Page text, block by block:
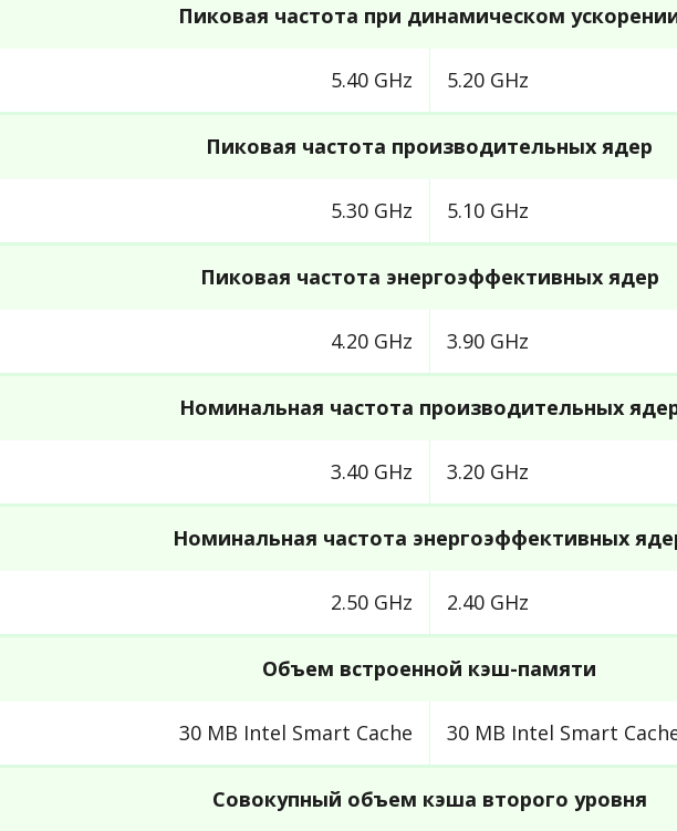
Пиковая частота при динамическом
5.40 GHz 5.20 GHz
Пиковая частота производительных ядер
5.30 GHz 5.10 GHz
Пиковая частота энергоэффективных ядер
4.20 GHz 3.90 GHz
Номинальная частота производительных
3.40 GHz 3.20 GHz
Номинальная частота энергоэффективных
2.50 GHz 2.40 GHz
Объем встроенной кэш-памяти
30 MB Intel Smart Cache 30 MB Intel Smart
Совокупный объем кэша второго уровня